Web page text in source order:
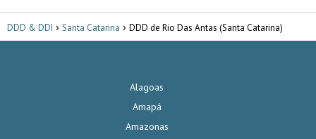
DDD & DDI Santa Catarina DDD de Rio Das Antas (Santa Catarina)
Alagoas
Amapá
Amazonas